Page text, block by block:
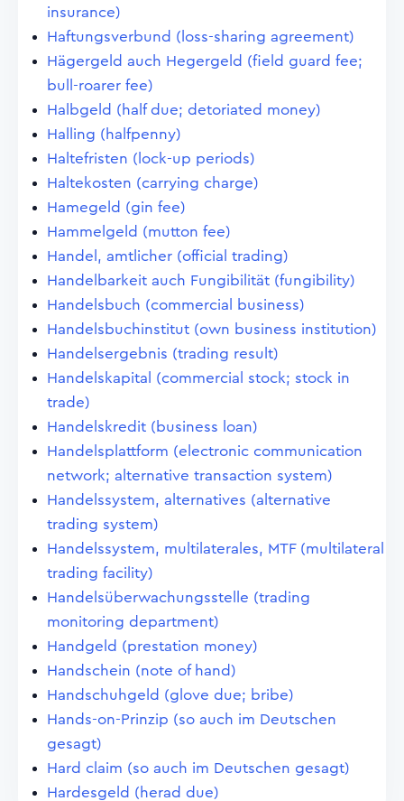
insurance)
Haftungsverbund (loss-sharing agreement)
Hägergeld auch Hegergeld (field guard fee;
bull-roarer fee)
Halbgeld (half due; detoriated money)
Halling (halfpenny)
Haltefristen (lock-up periods)
Haltekosten (carrying charge)
Hamegeld (gin fee)
Hammelgeld (mutton fee)
Handel, amtlicher (official trading)
Handelbarkeit auch Fungibilität (fungibility)
Handelsbuch (commercial business)
Handelsbuchinstitut (own business institution)
Handelsergebnis (trading result)
Handelskapital (commercial stock; stock in
trade)
Handelskredit (business loan)
Handelsplattform (electronic communication
network; alternative transaction system)
Handelssystem, alternatives (alternative
trading system)
Handelssystem, multilaterales, MTF (multilateral
trading facility)
Handelsüberwachungsstelle (trading
monitoring department)
Handgeld (prestation money)
Handschein (note of hand)
Handschuhgeld (glove due; bribe)
Hands-on-Prinzip (so auch im Deutschen
gesagt)
Hard claim (so auch im Deutschen gesagt)
Hardesgeld (herad due)